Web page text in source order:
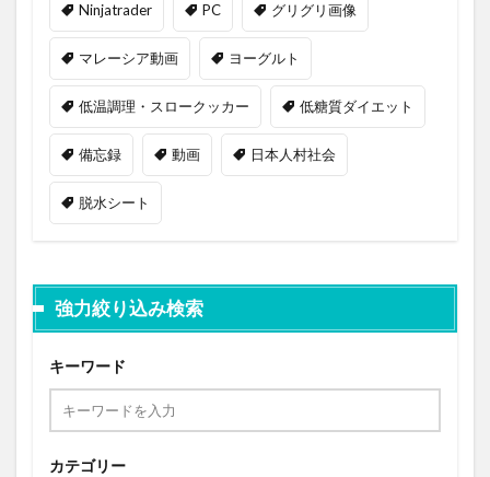
Ninjatrader PC グリグリ画像
マレーシア動画 ヨーグルト
低温調理・スロークッカー 低糖質ダイエット
備忘録 動画 日本人村社会
脱水シート
強力絞り込み検索
キーワード
カテゴリー